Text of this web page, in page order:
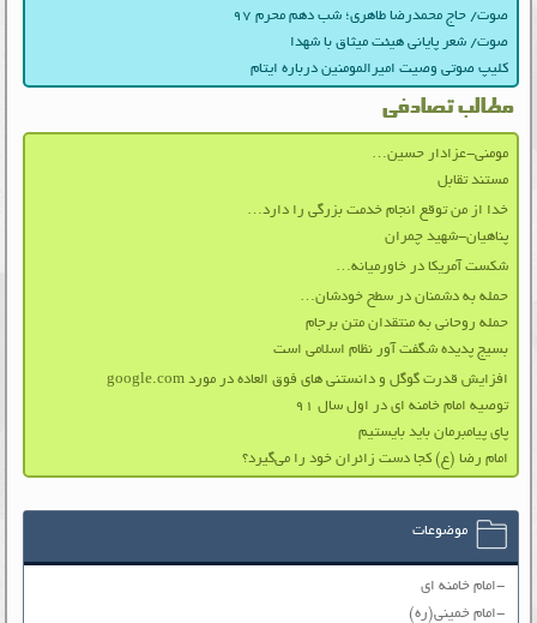
صوت/ حاج محمدرضا طاهری؛ شب دهم محرم ۹۷
صوت/ شعر پایانی هیئت میثاق با شهدا
کلیپ صوتی وصیت امیرالمومنین درباره ایتام
مطالب تصادفی
مومنی-عزادار حسین…
مستند تقابل
خدا از من توقع انجام خدمت بزرگی را دارد…
پناهیان-شهید چمران
شکست آمریکا در خاورمیانه…
حمله به دشمنان در سطح خودشان…
حمله روحانی به منتقدان متن برجام
بسیج پدیده شگفت آور نظام اسلامی است
افزایش قدرت گوگل و دانستنی های فوق العاده در مورد google.com
توصیه امام خامنه ای در اول سال ۹۱
پای پیامبرمان باید بایستیم
امام رضا (ع) کجا دست زائران خود را می‌گیرد؟
موضوعات
-امام خامنه ای
-امام خمینی(ره)